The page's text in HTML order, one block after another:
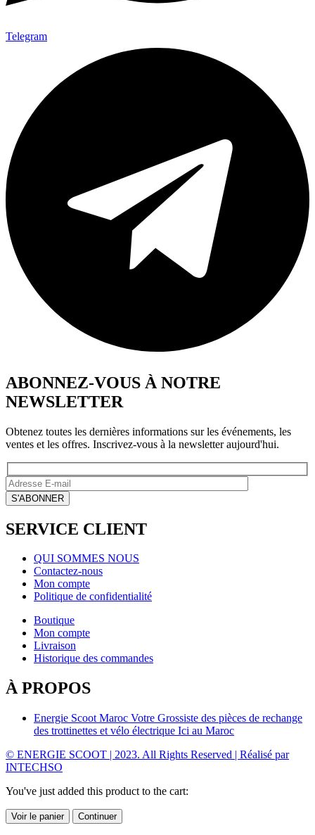
Telegram
ABONNEZ-VOUS À NOTRE
NEWSLETTER
Obtenez toutes les dernières informations sur les événements, les
ventes et les offres. Inscrivez-vous à la newsletter aujourd'hui.
SERVICE CLIENT
QUI SOMMES NOUS
Contactez-nous
Mon compte
Politique de confidentialité
Boutique
Mon compte
Livraison
Historique des commandes
À PROPOS
Energie Scoot Maroc Votre Grossiste des pièces de rechange
des trottinettes et vélo électrique Ici au Maroc
© ENERGIE SCOOT | 2023. All Rights Reserved | Réalisé par
INTECHSO
You've just added this product to the cart:
Voir le panier Continuer